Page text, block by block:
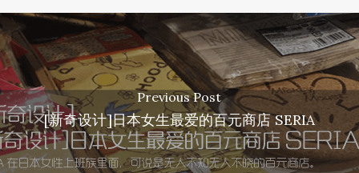
Previous Post
[新奇设计]日本女生最爱的百元商店 SERIA